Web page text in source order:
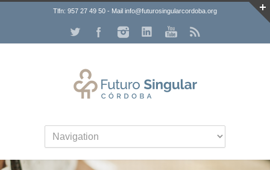
Tlfn: 957 27 49 50 - Mail info@futurosingularcordoba.org